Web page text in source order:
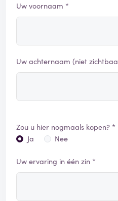
Uw voornaam *
Uw achternaam (niet
Zou u hier nogmaals kopen? *
Ja
Nee
Uw ervaring in één zin *